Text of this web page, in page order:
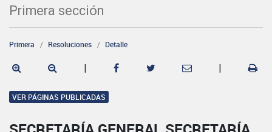
Primera sección
Primera Resoluciones Detalle
| |
VER PÁGINAS PUBLICADAS